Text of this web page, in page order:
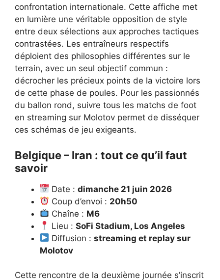
confrontation internationale. Cette affiche met
en lumière une véritable opposition de style
entre deux sélections aux approches tactiques
contrastées. Les entraîneurs respectifs
déploient des philosophies différentes sur le
terrain, avec un seul objectif commun :
décrocher les précieux points de la victoire lors
de cette phase de poules. Pour les passionnés
du ballon rond, suivre tous les matchs de foot
en streaming sur Molotov permet de disséquer
ces schémas de jeu exigeants.
Belgique – Iran : tout ce qu’il faut
savoir
Date :dimanche 21 juin 2026
Coup d’envoi : 20h50
Chaîne : M6
Lieu :SoFi Stadium, Los Angeles
Diffusion :streaming et replay sur
Molotov
Cette rencontre de la deuxième journée s’inscrit